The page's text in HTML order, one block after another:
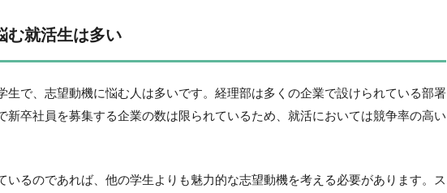
む就活生は多い
生で、志望動機に悩む人は多いです。経理部は多くの企業で設けられている部署
新卒社員を募集する企業の数は限られているため、就活においては競争率の高い
いるのであれば、他の学生よりも魅力的な志望動機を考える必要があります。ス